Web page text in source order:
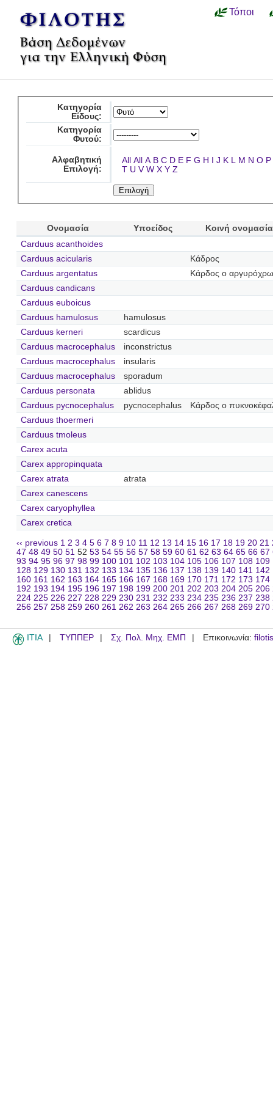
Τόποι
Κατηγορία
Είδους:
Κατηγορία
Φυτού:
Αλφαβητική
Επιλογή:
All All A B C D E F G H I J K L M N O P
T U V W X Y Z
Ονομασία Υποείδος
Κοινή ονομασία
Carduus acanthoides
Carduus acicularis
Κάδρος
Carduus argentatus
Κάρδος ο
Carduus candicans
Carduus euboicus
Carduus hamulosus
hamulosus
Carduus kerneri
scardicus
Carduus macrocephalus
inconstrictus
Carduus macrocephalus
insularis
Carduus macrocephalus
sporadum
Carduus personata
ablidus
Carduus pycnocephalus
pycnocephalus
Κάρδος ο
Carduus thoermeri
Carduus tmoleus
Carex acuta
Carex appropinquata
Carex atrata
atrata
Carex canescens
Carex caryophyllea
Carex cretica
‹‹ previous 1 2 3 4 5 6 7 8 9 10 11 12 13 14 15 16 17 18 19 20 21
47 48 49 50 51 52 53 54 55 56 57 58 59 60 61 62 63 64 65 66 67
93 94 95 96 97 98 99 100 101 102 103 104 105 106 107 108 109
128 129 130 131 132 133 134 135 136 137 138 139 140 141 142
160 161 162 163 164 165 166 167 168 169 170 171 172 173 174
192 193 194 195 196 197 198 199 200 201 202 203 204 205 206
224 225 226 227 228 229 230 231 232 233 234 235 236 237 238
256 257 258 259 260 261 262 263 264 265 266 267 268 269 270
ITIA ΤΥΠΠΕΡ Σχ. Πολ. Μηχ. ΕΜΠ Επικοινωνία: